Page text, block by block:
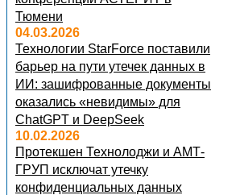
Тюмени
04.03.2026
Технологии StarForce поставили
барьер на пути утечек данных в
ИИ: зашифрованные документы
оказались «невидимы» для
ChatGPT и DeepSeek
10.02.2026
Протекшен Технолоджи и АМТ-
ГРУП исключат утечку
конфиденциальных данных